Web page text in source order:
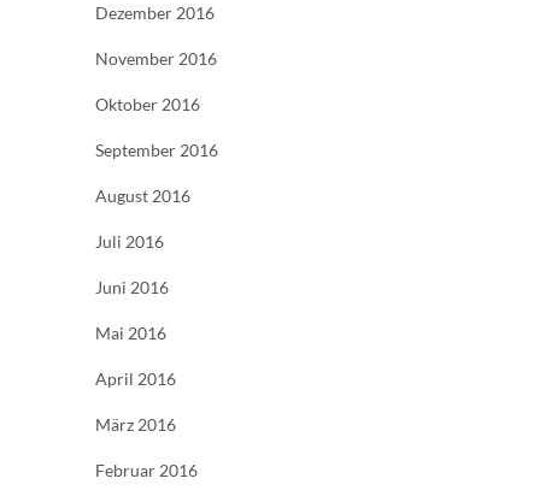
Dezember 2016
November 2016
Oktober 2016
September 2016
August 2016
Juli 2016
Juni 2016
Mai 2016
April 2016
März 2016
Februar 2016